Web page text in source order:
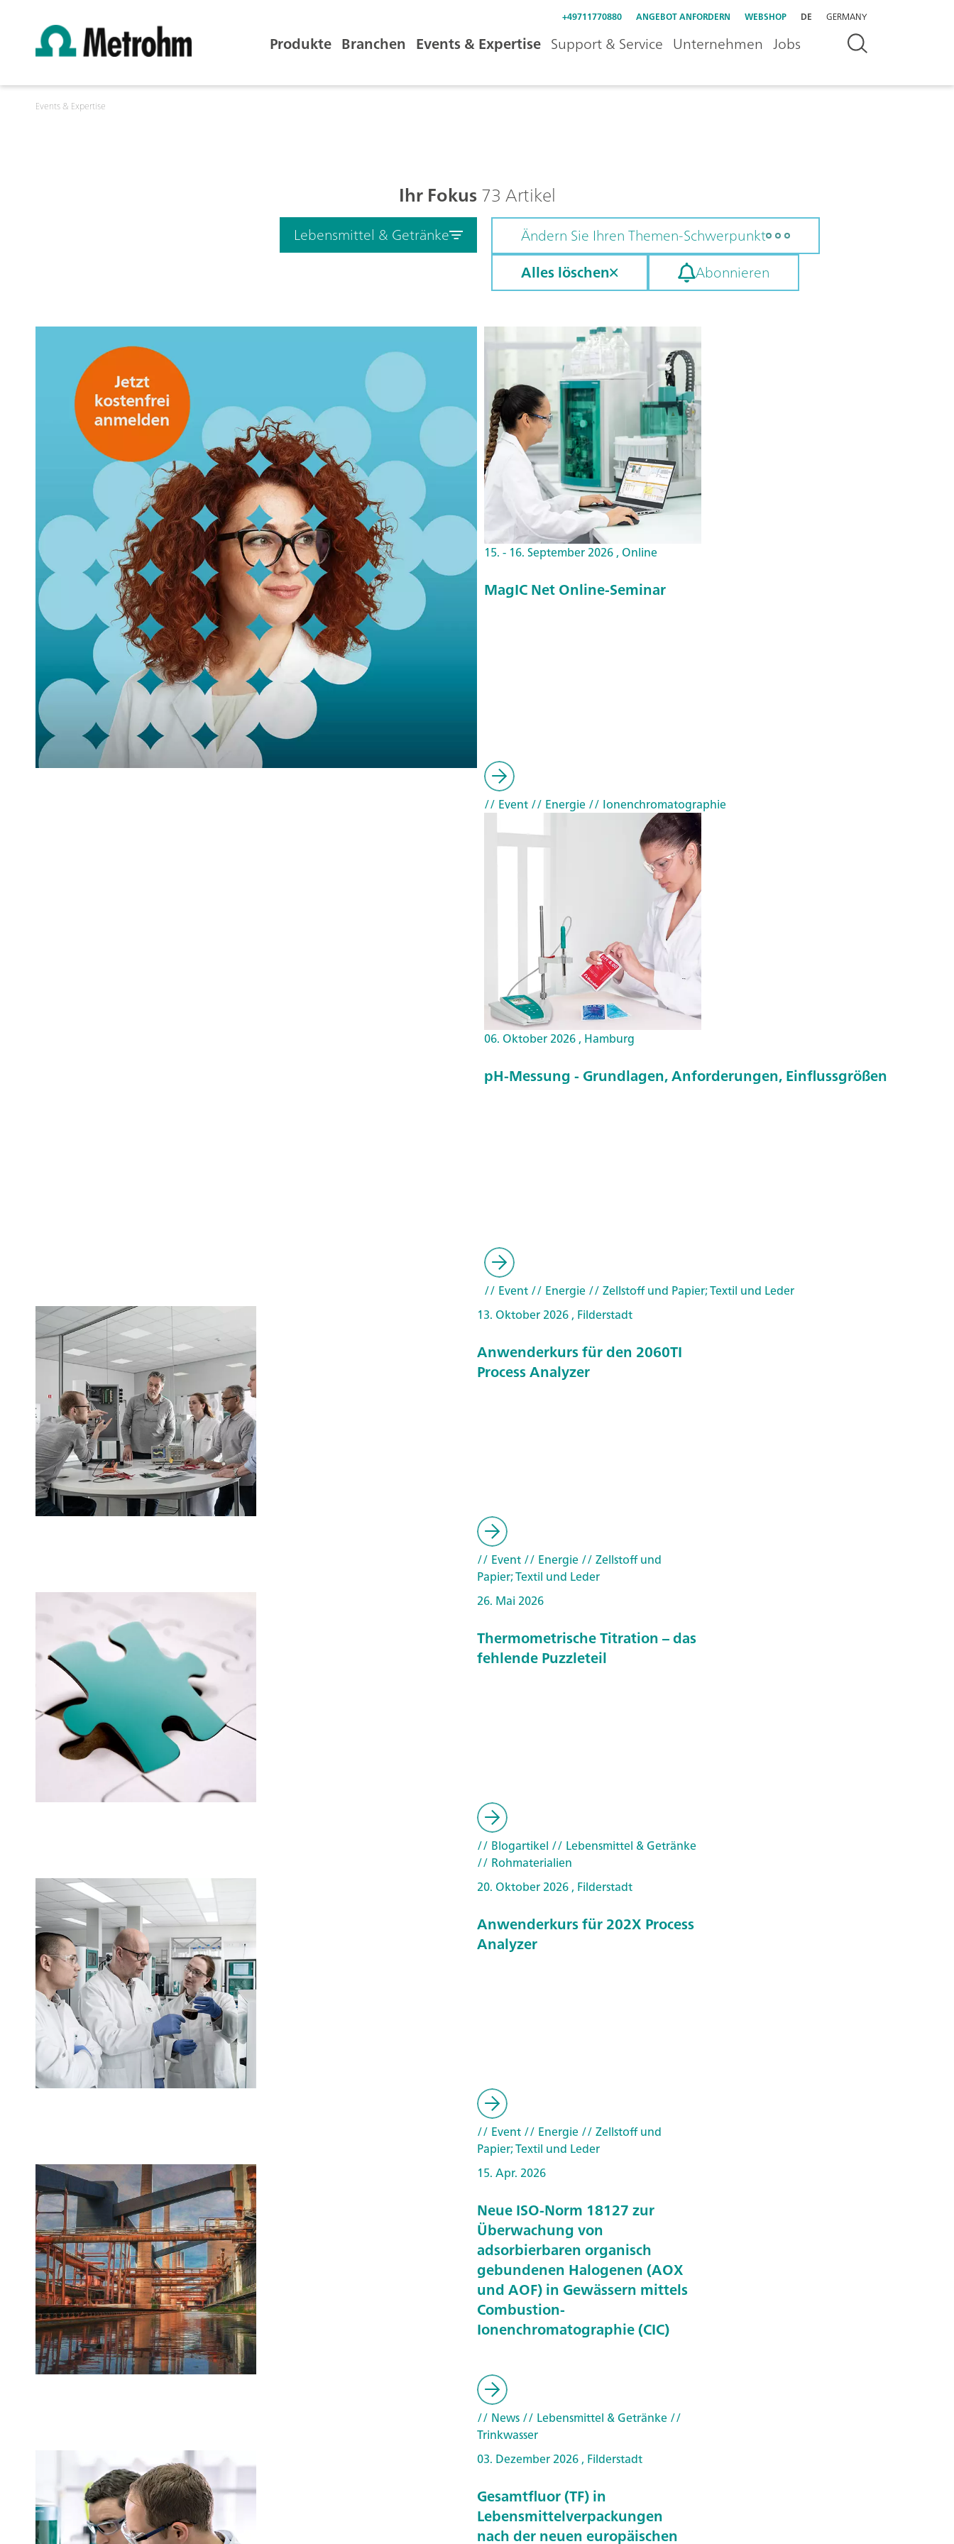
+49711770880 ANGEBOT ANFORDERN WEBSHOP DE GERMANY
Produkte Branchen Events & Expertise Support & Service Unternehmen Jobs
Events & Expertise
Ihr Fokus73 Artikel
Lebensmittel & Getränke
Ändern Sie Ihren Themen-Schwerpunkt
Alles löschen
Abonnieren
15. - 16. September 2026 , Online
MagIC Net Online-Seminar
// Event// Energie// Ionenchromatographie
06. Oktober 2026 , Hamburg
pH-Messung - Grundlagen, Anforderungen, Einflussgrößen
// Event// Energie// Zellstoff und Papier; Textil und Leder
13. Oktober 2026 , Filderstadt
Anwenderkurs für den 2060TI
Process Analyzer
// Event// Energie// Zellstoff und
Papier; Textil und Leder
26. Mai 2026
Thermometrische Titration – das
fehlende Puzzleteil
// Blogartikel // Lebensmittel & Getränke
// Rohmaterialien
20. Oktober 2026 , Filderstadt
Anwenderkurs für 202X Process
Analyzer
// Event// Energie// Zellstoff und
Papier; Textil und Leder
15. Apr. 2026
Neue ISO-Norm 18127 zur
Überwachung von
adsorbierbaren organisch
gebundenen Halogenen (AOX
und AOF) in Gewässern mittels
Combustion-
Ionenchromatographie (CIC)
// News// Lebensmittel & Getränke//
Trinkwasser
03. Dezember 2026 , Filderstadt
Gesamtfluor (TF) in
Lebensmittelverpackungen
nach der neuen europäischen